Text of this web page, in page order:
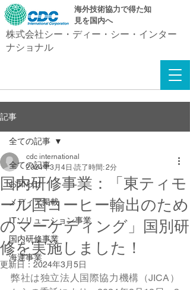
​海外技術協力で得た知
見を国内へ
株式会社シー・ディー・シー・インター
ナショナル
記事
全ての記事
お知らせ
メディア掲載
ITソリューション事業
国内研修事業
海運事業
全ての記事
国内研修事業：「東ティモ
ール国コーヒー輸出のため
のマーケティング」国別研
修を実施しました！
cdc international
2024年3月4日 読了時間: 2分
更新日： 2024年3月5日
弊社は独立法人国際協力機構（JICA）